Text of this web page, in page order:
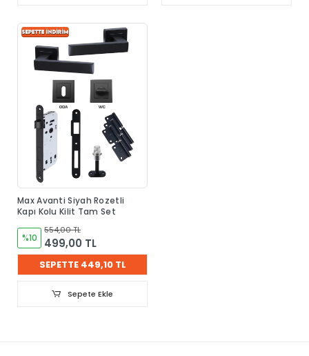
Max Avanti Siyah Rozetli
Kapı Kolu Kilit Tam Set
%10
554,00 TL
499,00 TL
SEPETTE 449,10 TL
Sepete Ekle